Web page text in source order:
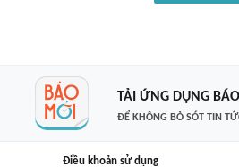
TẢI ỨNG DỤNG
ĐỂ KHÔNG BỎ SÓT TIN
Điều khoản sử dụng